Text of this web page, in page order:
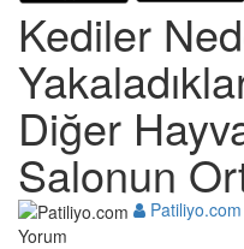
Kediler
Diğer
Salonun
Patiliyo.com
Yorum